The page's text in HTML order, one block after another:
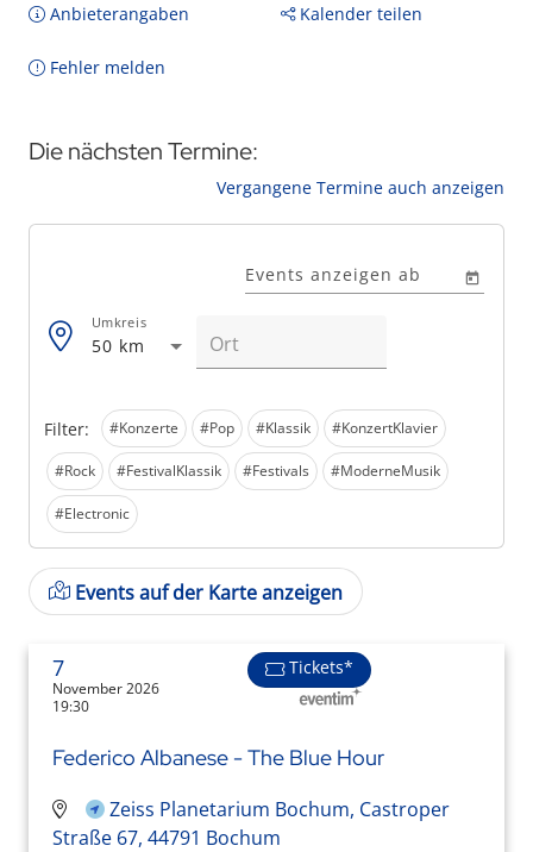
Anbieterangaben Kalender teilen
Fehler melden
Die nächsten Termine:
Vergangene Termine auch anzeigen
Filter: #Konzerte #Pop #Klassik #KonzertKlavier
#Rock #FestivalKlassik #Festivals #ModerneMusik
#Electronic
Events anzeigen ab
50 km
Umkreis
Events auf der Karte anzeigen
7
November 2026
19:30
Tickets*
Federico Albanese - The Blue Hour
Zeiss Planetarium Bochum, Castroper
Straße 67, 44791 Bochum